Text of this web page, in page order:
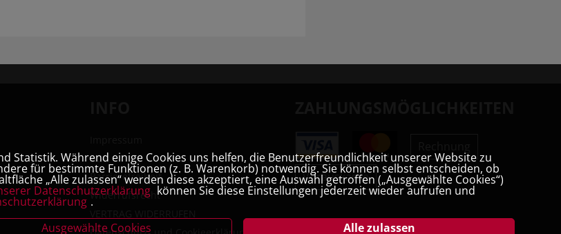
AGB
Barrierefreiheit
Widerrufsrecht
Vorauskasse
Statistik. Während einige Cookies uns helfen, die Benutzerfreundlichkeit unserer Website zu
für bestimmte Funktionen (z. B. Warenkorb) notwendig. Sie können selbst entscheiden, ob
„Alle zulassen“ werden diese akzeptiert, eine Auswahl getroffen („Ausgewählte Cookies“)
Datenschutzerklärung können Sie diese Einstellungen jederzeit wieder aufrufen und
.
Ausgewählte Cookies Alle zulassen